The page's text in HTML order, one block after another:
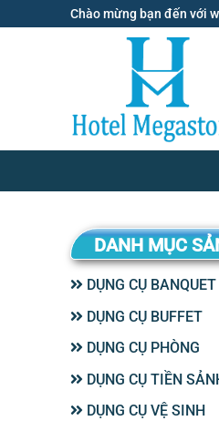
qua
Chào mừng bạn đến với
DANH MỤC
DỤNG CỤ BANQUET
DỤNG CỤ BUFFET
DỤNG CỤ PHÒNG
DỤNG CỤ TIỀN
DỤNG CỤ VỆ SINH